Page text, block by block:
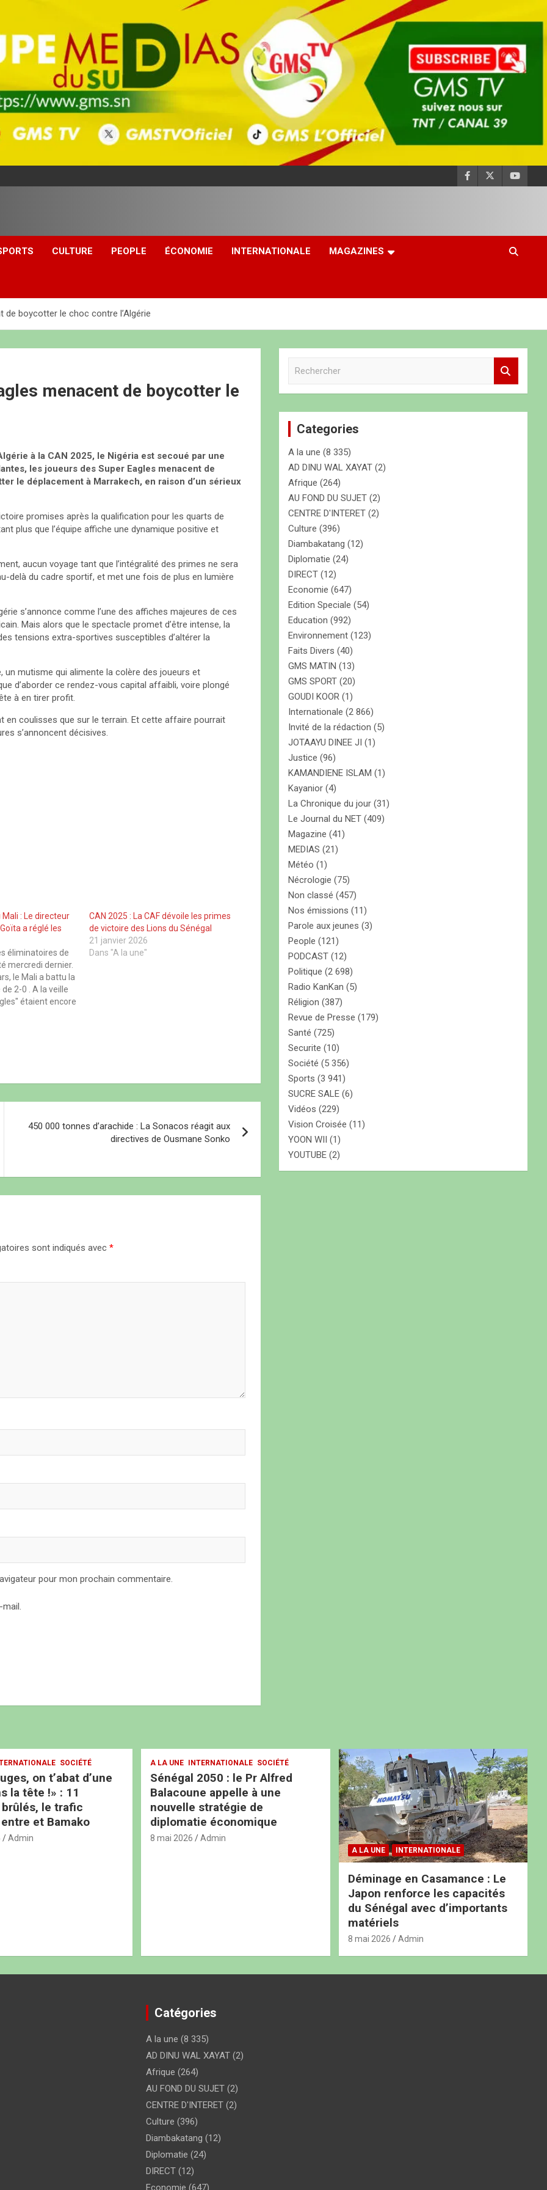
CULTURE PEOPLE ÉCONOMIE INTERNATIONALE MAGAZINES
de boycotter le choc contre l’Algérie
menacent de boycotter le
à la CAN 2025, le Nigéria est secoué par une
les joueurs des Super Eagles menacent de
le déplacement à Marrakech, en raison d’un sérieux
promises après la qualification pour les quarts de
plus que l’équipe affiche une dynamique positive et
aucun voyage tant que l’intégralité des primes ne sera
delà du cadre sportif, et met une fois de plus en lumière
s’annonce comme l’une des affiches majeures de ces
Mais alors que le spectacle promet d’être intense, la
tensions extra-sportives susceptibles d’altérer la
un mutisme qui alimente la colère des joueurs et
d’aborder ce rendez-vous capital affaibli, voire plongé
à en tirer profit.
en coulisses que sur le terrain. Et cette affaire pourrait
s’annoncent décisives.
: Le directeur
a réglé les
éliminatoires de
mercredi dernier.
le Mali a battu la
2-0 . A la veille
étaient encore
le site
les…
CAN 2025 : La CAF dévoile les primes
de victoire des Lions du Sénégal
21 janvier 2026
Dans "A la une"
450 000 tonnes d’arachide : La Sonacos réagit aux
directives de Ousmane Sonko
sont indiqués avec *
pour mon prochain commentaire.
e
c
h
e
r
Categories
A la une (8 335)
AD DINU WAL XAYAT (2)
Afrique (264)
AU FOND DU SUJET (2)
CENTRE D'INTERET (2)
Culture (396)
Diambakatang (12)
Diplomatie (24)
DIRECT (12)
Economie (647)
Edition Speciale (54)
Education (992)
Environnement (123)
Faits Divers (40)
GMS MATIN (13)
GMS SPORT (20)
GOUDI KOOR (1)
Internationale (2 866)
Invité de la rédaction (5)
JOTAAYU DINEE JI (1)
Justice (96)
KAMANDIENE ISLAM (1)
Kayanior (4)
La Chronique du jour (31)
Le Journal du NET (409)
Magazine (41)
MEDIAS (21)
Météo (1)
Nécrologie (75)
Non classé (457)
Nos émissions (11)
Parole aux jeunes (3)
People (121)
PODCAST (12)
Politique (2 698)
Radio KanKan (5)
Réligion (387)
Revue de Presse (179)
Santé (725)
Securite (10)
Société (5 356)
Sports (3 941)
SUCRE SALE (6)
Vidéos (229)
Vision Croisée (11)
YOON WII (1)
YOUTUBE (2)
SOCIÉTÉ
on t’abat d’une
la tête !» : 11
le trafic
et Bamako
Admin
A LA UNE INTERNATIONALE SOCIÉTÉ
Sénégal 2050 : le Pr Alfred
Balacoune appelle à une
nouvelle stratégie de
diplomatie économique
8 mai 2026 Admin
A LA UNE INTERNATIONALE
Déminage en Casamance : Le
Japon renforce les capacités
du Sénégal avec d’importants
matériels
8 mai 2026 Admin
Catégories
A la une (8 335)
AD DINU WAL XAYAT (2)
Afrique (264)
AU FOND DU SUJET (2)
CENTRE D'INTERET (2)
Culture (396)
Diambakatang (12)
Diplomatie (24)
DIRECT (12)
Economie (647)